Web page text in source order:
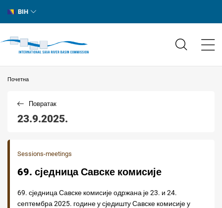
BIH
Почетна
23.9.2025.
Повратак
Sessions-meetings
69. сједница Савске комисије
69. сједница Савске комисије одржана је 23. и 24.
септембра 2025. године у сједишту Савске комисије у